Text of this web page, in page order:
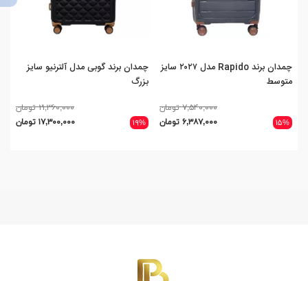
چمدان برند Rapido مدل ۲۰۲۷ سایز
متوسط
۱۵%
۷,۵۴۰,۰۰۰ تومان
۶,۳۸۷,۰۰۰ تومان
چمدان برند گوبی مدل آلترنیو سایز
بزرگ
۱۹%
۲۱,۳۶۰,۰۰۰ تومان
۱۷,۳۰۰,۰۰۰ تومان